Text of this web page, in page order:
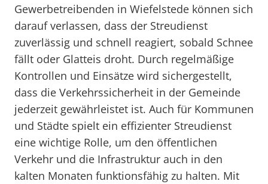
Gewerbetreibenden in Wiefelstede können sich
darauf verlassen, dass der Streudienst
zuverlässig und schnell reagiert, sobald Schnee
fällt oder Glatteis droht. Durch regelmäßige
Kontrollen und Einsätze wird sichergestellt,
dass die Verkehrssicherheit in der Gemeinde
jederzeit gewährleistet ist. Auch für Kommunen
und Städte spielt ein effizienter Streudienst
eine wichtige Rolle, um den öffentlichen
Verkehr und die Infrastruktur auch in den
kalten Monaten funktionsfähig zu halten. Mit